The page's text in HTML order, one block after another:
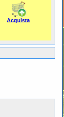
Acquista